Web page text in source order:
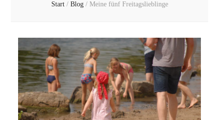
Start / Blog / Meine fünf Freitagslieblinge